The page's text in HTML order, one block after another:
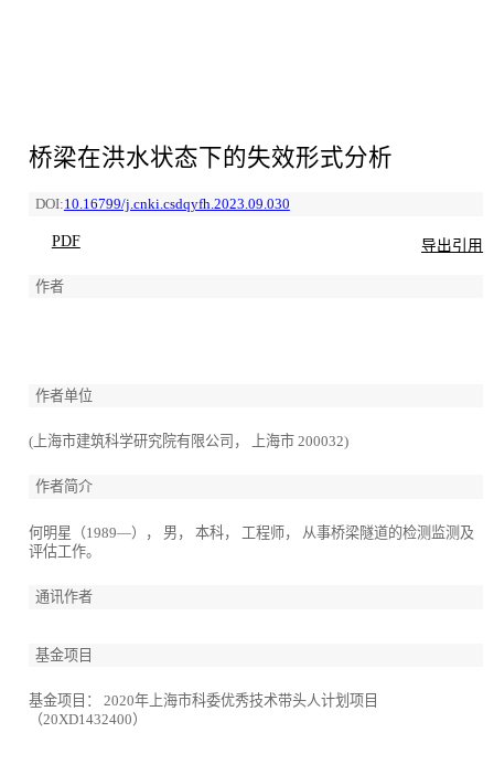
桥梁在洪水状态下的失效形式分析
DOI:10.16799/j.cnki.csdqyfh.2023.09.030
PDF 导出引用
作者
作者单位
(上海市建筑科学研究院有限公司， 上海市 200032)
作者简介
何明星（1989—）， 男， 本科， 工程师， 从事桥梁隧道的检测监测及
评估工作。
通讯作者
基金项目
基金项目： 2020年上海市科委优秀技术带头人计划项目
（20XD1432400）